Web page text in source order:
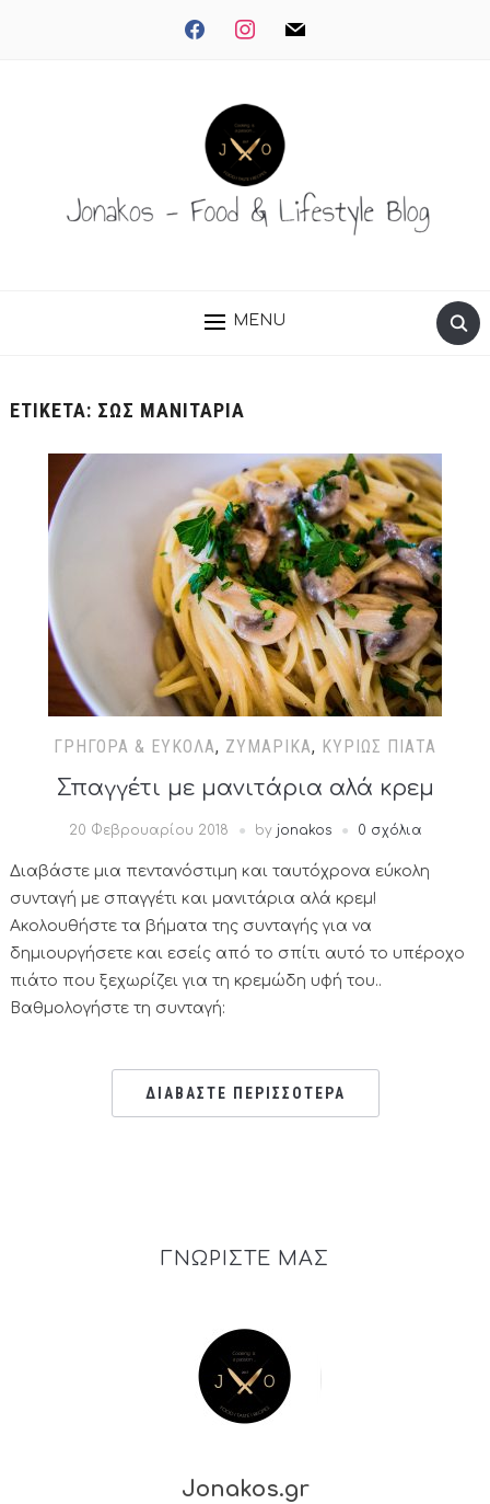
facebookinstagrammail
MENU
ΕΤΙΚΈΤΑ: ΣΩΣ ΜΑΝΙΤΆΡΙΑ
ΓΡΉΓΟΡΑ & ΕΎΚΟΛΑ, ΖΥΜΑΡΙΚΆ, ΚΥΡΊΩΣ ΠΙΆΤΑ
Σπαγγέτι με μανιτάρια αλά κρεμ
20 Φεβρουαρίου 2018 by jonakos 0 σχόλια
Διαβάστε μια πεντανόστιμη και ταυτόχρονα εύκολη
συνταγή με σπαγγέτι και μανιτάρια αλά κρεμ!
Ακολουθήστε τα βήματα της συνταγής για να
δημιουργήσετε και εσείς από το σπίτι αυτό το υπέροχο
πιάτο που ξεχωρίζει για τη κρεμώδη υφή του..
Βαθμολογήστε τη συνταγή:
ΔΙΑΒΑΣΤΕ ΠΕΡΙΣΣΟΤΕΡΑ
ΓΝΩΡΙΣΤΕ ΜΑΣ
Jonakos.gr